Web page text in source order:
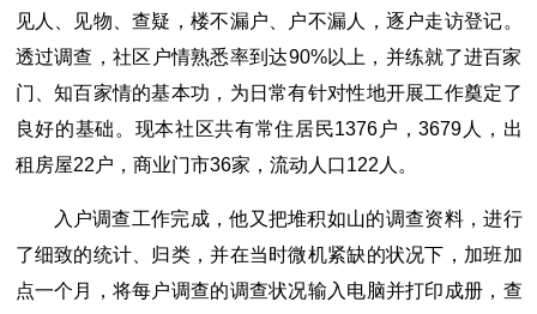
见人、见物、查疑，楼不漏户、户不漏人，逐户走访登记。
透过调查，社区户情熟悉率到达90%以上，并练就了进百家
门、知百家情的基本功，为日常有针对性地开展工作奠定了
良好的基础。现本社区共有常住居民1376户，3679人，出
租房屋22户，商业门市36家，流动人口122人。
入户调查工作完成，他又把堆积如山的调查资料，进行
了细致的统计、归类，并在当时微机紧缺的状况下，加班加
点一个月，将每户调查的调查状况输入电脑并打印成册，查